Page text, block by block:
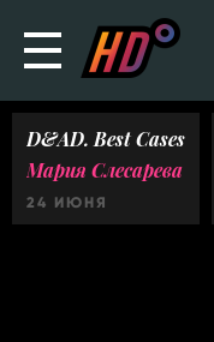
D&AD. Best Cases
Мария Слесарева
24 ИЮНЯ